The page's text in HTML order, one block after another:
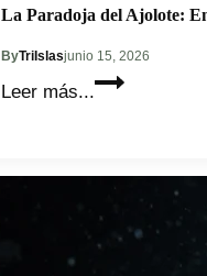
La Paradoja del Ajolote:
ByTriIslasjunio 15, 2026
Leer más...
La